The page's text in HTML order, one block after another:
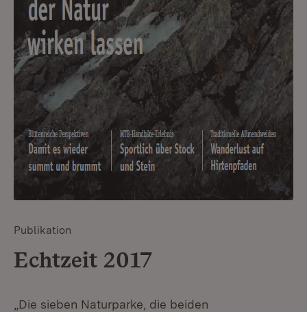
Publikation
Echtzeit 2017
„Die sieben Naturparke, die beiden